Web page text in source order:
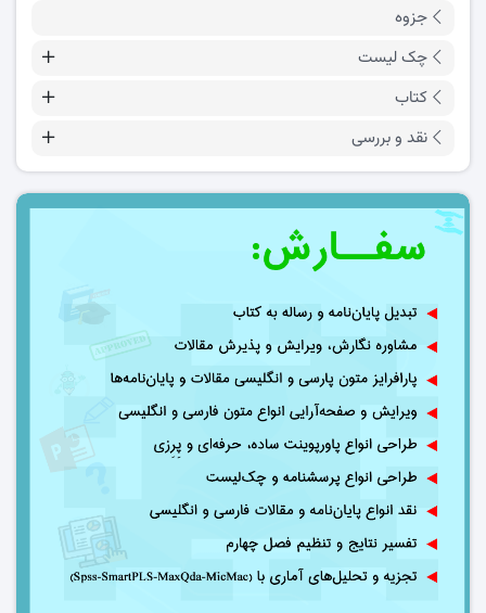
جزوه
چک لیست
کتاب
نقد و بررسی